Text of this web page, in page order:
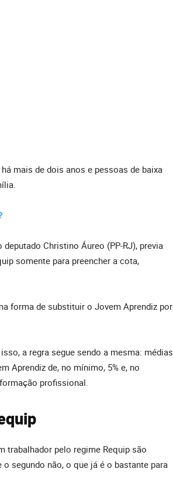
mais de dois anos e pessoas de baixa
Christino Áureo (PP-RJ), previa
somente para preencher a cota,
forma de substituir o Jovem Aprendiz por
a regra segue sendo a mesma: médias
Aprendiz de, no mínimo, 5% e, no
profissional.
trabalhador pelo regime Requip são
segundo não, o que já é o bastante para